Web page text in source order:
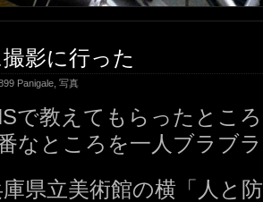
影に行った
Panigale 写真
で教えてもらったとこ
なところを一人ブラブ
県立美術館の横「人と